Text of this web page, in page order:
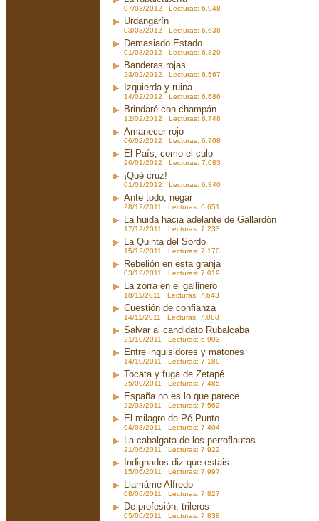
07/03/2012 Lecturas: 6.948
Urdangarín
03/03/2012 Lecturas: 6.638
Demasiado Estado
01/03/2012 Lecturas: 6.820
Banderas rojas
23/02/2012 Lecturas: 6.567
Izquierda y ruina
14/02/2012 Lecturas: 6.686
Brindaré con champán
12/02/2012 Lecturas: 6.748
Amanecer rojo
06/02/2012 Lecturas: 6.708
El País, como el culo
26/01/2012 Lecturas: 7.083
¡Qué cruz!
01/01/2012 Lecturas: 6.340
Ante todo, negar
28/12/2011 Lecturas: 6.651
La huida hacia adelante de Gallardón
17/12/2011 Lecturas: 7.233
La Quinta del Sordo
15/12/2011 Lecturas: 7.170
Rebelión en esta granja
03/12/2011 Lecturas: 7.019
La zorra en el gallinero
18/11/2011 Lecturas: 7.643
Cuestión de confianza
14/11/2011 Lecturas: 7.088
Salvar al candidato Rubalcaba
21/10/2011 Lecturas: 6.903
Entre inquisidores y matones
14/10/2011 Lecturas: 7.189
Tocata y fuga de Zetapé
25/09/2011 Lecturas: 7.485
España no es lo que parece
22/08/2011 Lecturas: 7.562
El milagro de Pé Punto
04/08/2011 Lecturas: 7.404
La cabalgata de los perroflautas
21/06/2011 Lecturas: 7.922
Indignados diz que estais
15/06/2011 Lecturas: 7.997
Llamáme Alfredo
08/06/2011 Lecturas: 7.827
De profesión, trileros
05/06/2011 Lecturas: 7.838